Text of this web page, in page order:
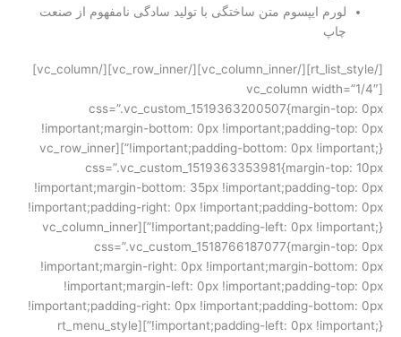
لورم ایپسوم متن ساختگی با تولید سادگی نامفهوم از صنعت
چاپ
[/rt_list_style][/vc_column_inner][/vc_row_inner][/vc_column]
[vc_column width=”1/4″
css=”.vc_custom_1519363200507{margin-top: 0px
!important;margin-bottom: 0px !important;padding-top: 0px
!important;padding-bottom: 0px !important;}”][vc_row_inner
css=”.vc_custom_1519363353981{margin-top: 10px
!important;margin-bottom: 35px !important;padding-top: 0px
!important;padding-right: 0px !important;padding-bottom: 0px
!important;padding-left: 0px !important;}”][vc_column_inner
css=”.vc_custom_1518766187077{margin-top: 0px
!important;margin-right: 0px !important;margin-bottom: 0px
!important;margin-left: 0px !important;padding-top: 0px
!important;padding-right: 0px !important;padding-bottom: 0px
!important;padding-left: 0px !important;}”][rt_menu_style